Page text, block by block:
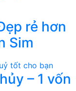
rẻ hơn
Sim
– 1 vốn